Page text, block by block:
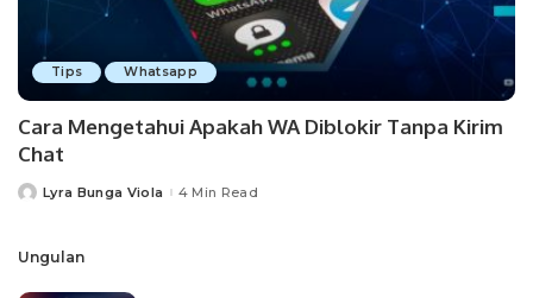
Tips Whatsapp
Cara Mengetahui Apakah WA Diblokir Tanpa Kirim
Chat
PostedLyra Bunga Viola 4 Min Read
Ungulan